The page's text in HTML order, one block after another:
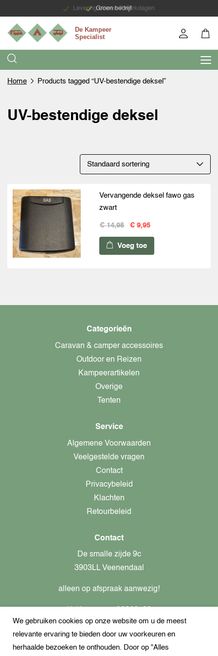
Groen bedrijf
Levering binnen 7 werkdagen
Home Products tagged “UV-bestendige deksel”
UV-bestendige deksel
Vervangende deksel fawo gas
zwart
€ 14,95 € 9,95
Voeg toe
Categorieën
Caravan & camper accessoires
Outdoor en Reizen
Kampeerartikelen
Overige
Tenten
Service
Algemene Voorwaarden
Veelgestelde vragen
Contact
Privacybeleid
Klachten
Retourbeleid
Contact
De smalle zijde 9c
3903LL Veenendaal
alleen op afspraak aanwezig!
Btw-nummer: nl862437301B01
+31621944547
We gebruiken cookies op onze website om u de meest
relevante ervaring te bieden door uw voorkeuren en
herhaalde bezoeken te onthouden. Door op "Alles